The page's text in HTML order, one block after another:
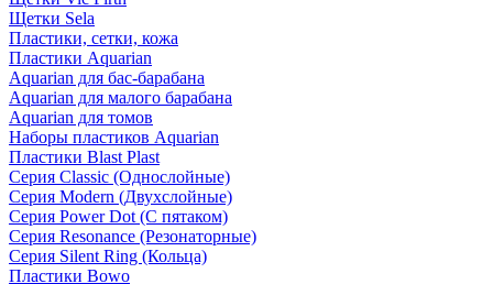
Щетки Sela
Пластики, сетки, кожа
Пластики Aquarian
Aquarian для бас-барабана
Aquarian для малого барабана
Aquarian для томов
Наборы пластиков Aquarian
Пластики Blast Plast
Серия Classic (Однослойные)
Серия Modern (Двухслойные)
Серия Power Dot (С пятаком)
Серия Resonance (Резонаторные)
Серия Silent Ring (Кольца)
Пластики Bowo